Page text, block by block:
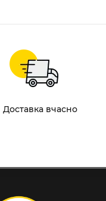
Доставка вчасно